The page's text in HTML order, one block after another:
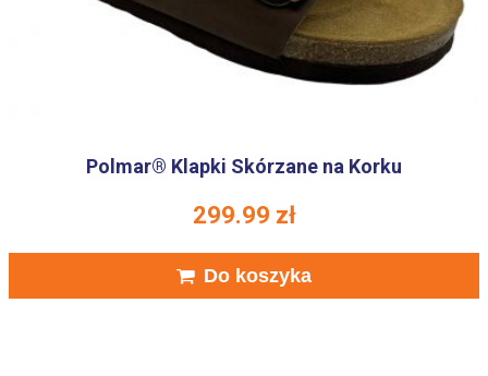
Polmar® Klapki Skórzane na Korku
299.99 zł
Do koszyka